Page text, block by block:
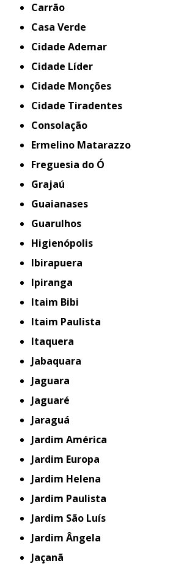
Carrão
Casa Verde
Cidade Ademar
Cidade Líder
Cidade Monções
Cidade Tiradentes
Consolação
Ermelino Matarazzo
Freguesia do Ó
Grajaú
Guaianases
Guarulhos
Higienópolis
Ibirapuera
Ipiranga
Itaim Bibi
Itaim Paulista
Itaquera
Jabaquara
Jaguara
Jaguaré
Jaraguá
Jardim América
Jardim Europa
Jardim Helena
Jardim Paulista
Jardim São Luís
Jardim Ângela
Jaçanã